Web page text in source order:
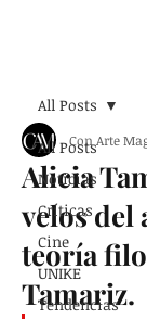
All Posts
Noticias
Críticas
Cine
UNIKE
Tendencias
All Posts
Alicia
velos del
teoría
Tamariz.
Con Arte